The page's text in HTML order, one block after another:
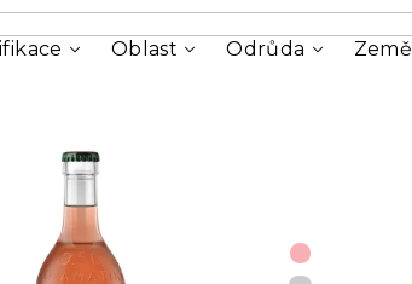
Oblast Odrůda Země